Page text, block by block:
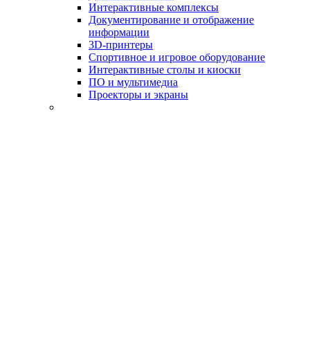
Интерактивные комплексы
Документирование и отображение
информации
3D-принтеры
Спортивное и игровое оборудование
Интерактивные столы и киоски
ПО и мультимедиа
Проекторы и экраны